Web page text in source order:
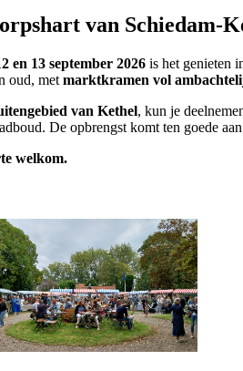
van Schiedam-
en 13 september 2026 is het genieten
oud, met marktkramen vol
van Kethel, kun je
De opbrengst komt ten goede
welkom.